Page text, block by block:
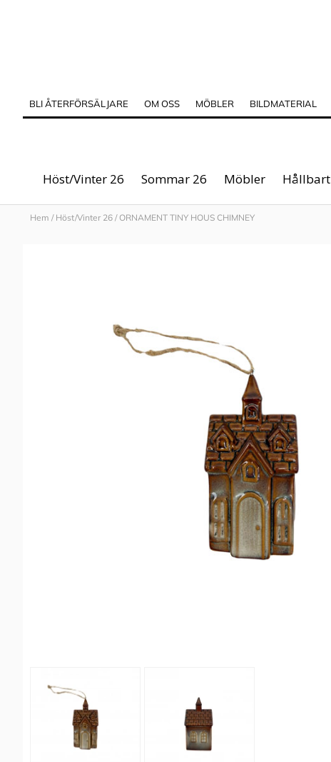
BLI ÅTERFÖRSÄLJARE OM OSS MÖBLER BILDMATERIAL
Höst/Vinter 26 Sommar 26 Möbler Hållbart
Hem / Höst/Vinter 26 / ORNAMENT TINY HOUS CHIMNEY